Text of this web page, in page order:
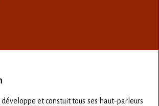
et constuit tous ses haut-parleurs